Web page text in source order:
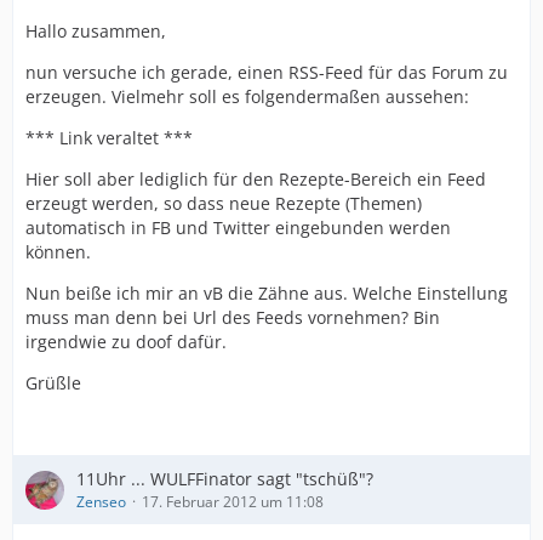
Hallo zusammen,
nun versuche ich gerade, einen RSS-Feed für das Forum zu
erzeugen. Vielmehr soll es folgendermaßen aussehen:
*** Link veraltet ***
Hier soll aber lediglich für den Rezepte-Bereich ein Feed
erzeugt werden, so dass neue Rezepte (Themen)
automatisch in FB und Twitter eingebunden werden
können.
Nun beiße ich mir an vB die Zähne aus. Welche Einstellung
muss man denn bei Url des Feeds vornehmen? Bin
irgendwie zu doof dafür.
Grüßle
11Uhr ... WULFFinator sagt "tschüß"?
Zenseo 17. Februar 2012 um 11:08